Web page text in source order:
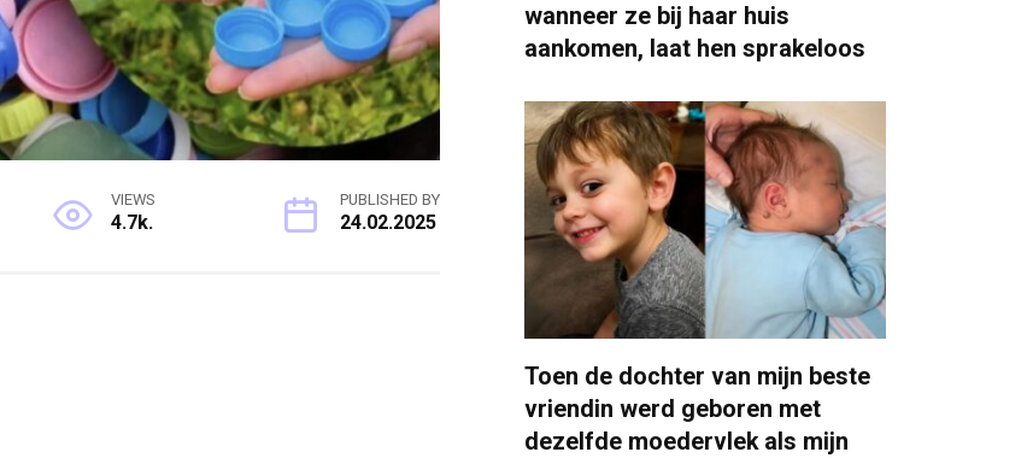
VIEWS
4.7k.
PUBLISHED BY
24.02.2025
wanneer ze bij haar huis
aankomen, laat hen sprakeloos
Toen de dochter van mijn beste
vriendin werd geboren met
dezelfde moedervlek als mijn